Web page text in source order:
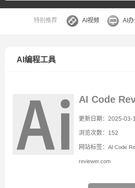
特别推荐 AI视频 AI
AI编程工具
AI Code
更新日期：2025-03-
浏览次数：152
网站标签：AI Code
reviewer.com